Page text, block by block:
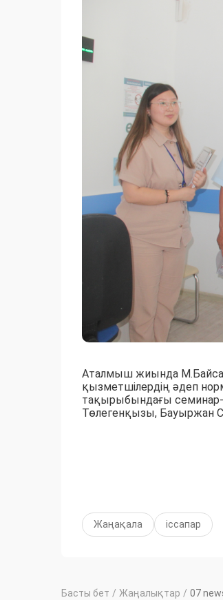
Аталмыш жиында
қызметшілердің әдеп
тақырыбындағы семинар-
Төлегенқызы, Бауыржан
Жаңақала іссапар
Басты бет / Жаңалықтар / 07